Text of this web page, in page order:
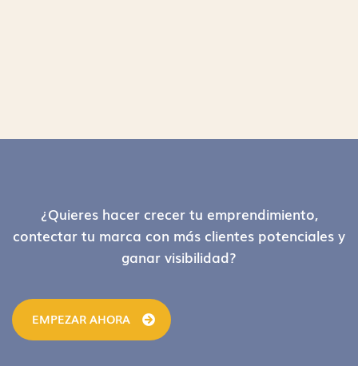
Footer¿Quieres hacer crecer tu emprendimiento,
contectar tu marca con más clientes potenciales y
ganar visibilidad?
EMPEZAR AHORA